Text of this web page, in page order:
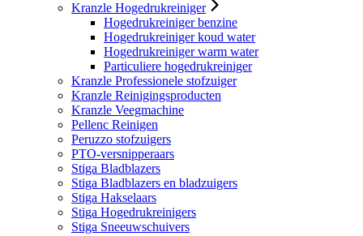
Kranzle Hogedrukreiniger
Hogedrukreiniger benzine
Hogedrukreiniger koud water
Hogedrukreiniger warm water
Particuliere hogedrukreiniger
Kranzle Professionele stofzuiger
Kranzle Reinigingsproducten
Kranzle Veegmachine
Pellenc Reinigen
Peruzzo stofzuigers
PTO-versnipperaars
Stiga Bladblazers
Stiga Bladblazers en bladzuigers
Stiga Hakselaars
Stiga Hogedrukreinigers
Stiga Sneeuwschuivers